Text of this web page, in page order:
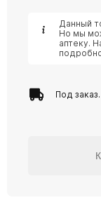
Данный
Но мы
аптеку.
Под